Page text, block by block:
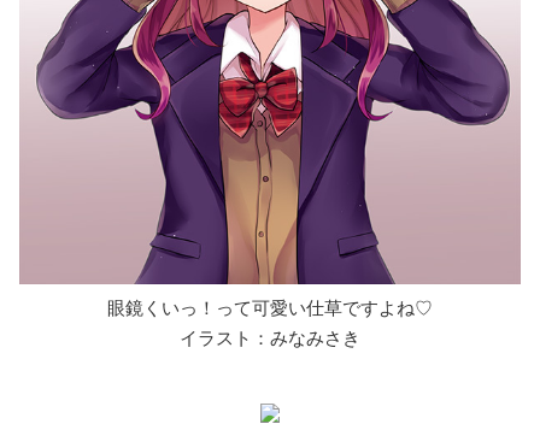
眼鏡くいっ！って可愛い仕草ですよね♡
イラスト：みなみさき